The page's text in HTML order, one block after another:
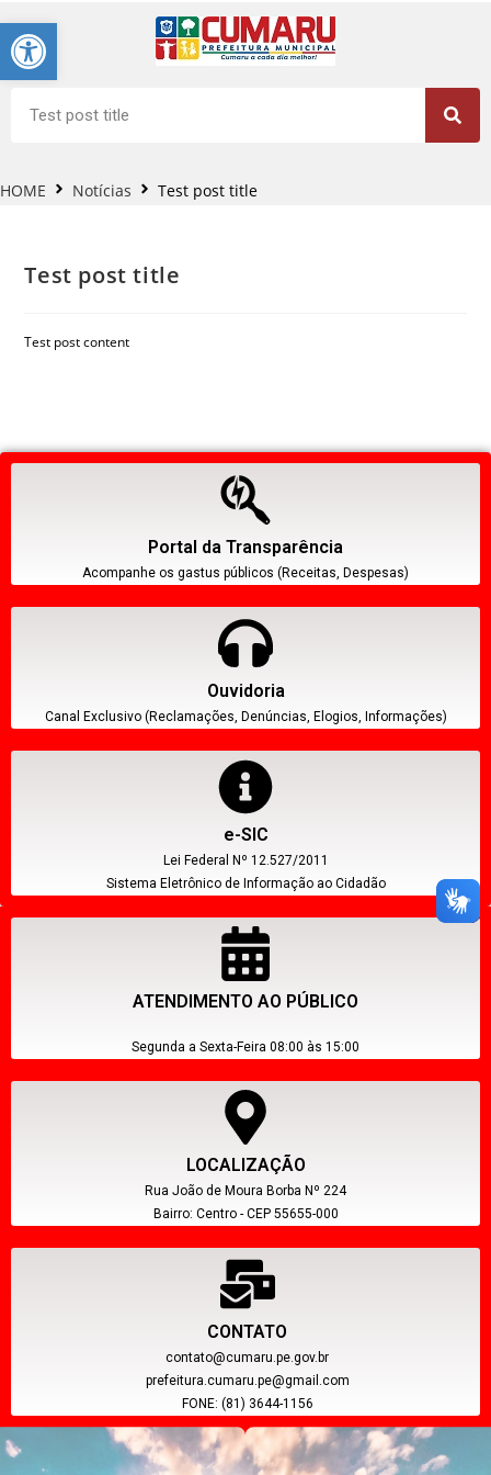
Barra de Ferramentas Aberta
HOME Notícias Test post title
Test post title
Test post content
Portal da Transparência
Acompanhe os gastus públicos (Receitas, Despesas)
Ouvidoria
Canal Exclusivo (Reclamações, Denúncias, Elogios, Informações)
e-SIC
Lei Federal Nº 12.527/2011
Sistema Eletrônico de Informação ao Cidadão
ATENDIMENTO AO PÚBLICO
Segunda a Sexta-Feira 08:00 às 15:00
LOCALIZAÇÃO
Rua João de Moura Borba Nº 224
Bairro: Centro - CEP 55655-000
CONTATO
contato@cumaru.pe.gov.br
prefeitura.cumaru.pe@gmail.com
FONE: (81) 3644-1156